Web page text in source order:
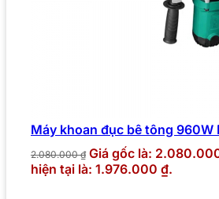
Máy khoan đục bê tông 960W
2.080.000₫ Giá gốc là:
hiện tại là: 1.976.000 ₫.